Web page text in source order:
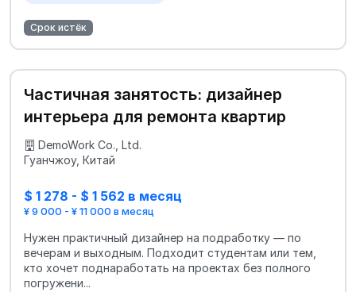
Срок истёк
Частичная занятость: дизайнер
интерьера для ремонта квартир
DemoWork Co., Ltd.
Гуанчжоу, Китай
$ 1 278 - $ 1 562 в месяц
¥ 9 000 - ¥ 11 000 в месяц
Нужен практичный дизайнер на подработку — по
вечерам и выходным. Подходит студентам или тем,
кто хочет поднаработать на проектах без полного
погружени...